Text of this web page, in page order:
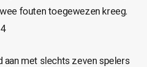
fouten toegewezen kreeg.
aan met slechts zeven spelers